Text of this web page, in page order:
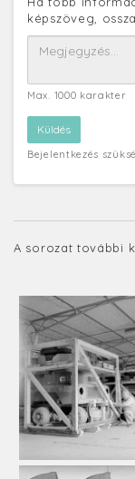
képszöveg,
Max. 1000 karakter
Bejelentkezés
A sorozat további